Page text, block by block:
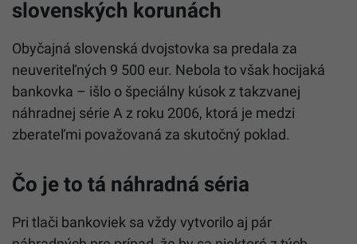
slovenských korunách
Obyčajná slovenská dvojstovka sa predala za
neuveriteľných 9 500 eur. Nebola to však hocijaká
bankovka – išlo o špeciálny kúsok z takzvanej
náhradnej série A z roku 2006, ktorá je medzi
zberateľmi považovaná za skutočný poklad.
Čo je to tá náhradná séria
Pri tlači bankoviek sa vždy vytvorilo aj pár